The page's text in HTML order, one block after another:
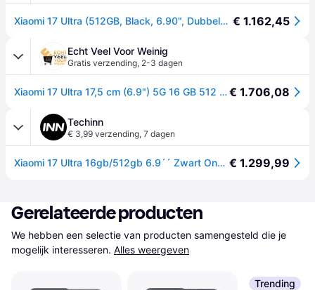
Xiaomi 17 Ultra (512GB, Black, 6.90", Dubbele SIM, 5G), Smartphone, Zwart € 1.162,45
Echt Veel Voor Weinig
Gratis verzending, 2-3 dagen
Xiaomi 17 Ultra 17,5 cm (6.9") 5G 16 GB 512 GB 6000 mAh Zwart€ 1.706,08
Techinn
€ 3,99 verzending, 7 dagen
Xiaomi 17 Ultra 16gb/512gb 6.9´´ Zwart One Size / EU Plug 220V € 1.299,99
Gerelateerde producten
We hebben een selectie van producten samengesteld die je
mogelijk interesseren. Alles weergeven
Trending